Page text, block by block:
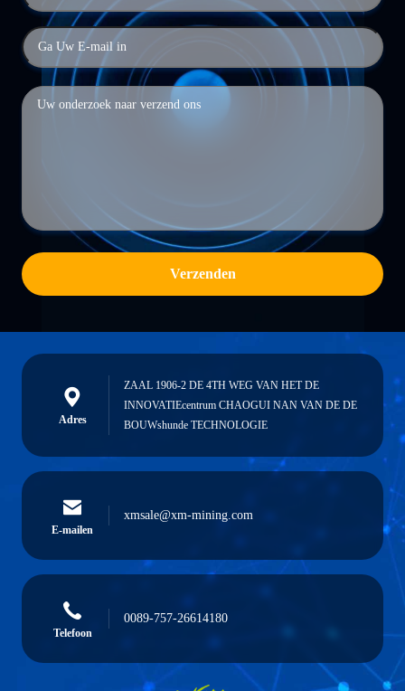
Verzenden
Adres
ZAAL 1906-2 DE 4TH WEG VAN HET DE
INNOVATIEcentrum CHAOGUI NAN VAN DE DE
BOUWshunde TECHNOLOGIE
E-mailen
xmsale@xm-mining.com
Telefoon
0089-757-26614180